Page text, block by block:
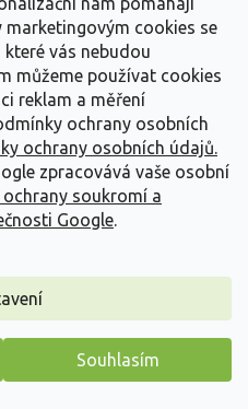
marketingovým cookies se
vás nebudou
můžeme používat cookies
reklam a měření
ochrany osobních
ochrany osobních údajů.
zpracovává vaše osobní
soukromí a
Google.
Souhlasím
Přihlásit se
malý dárek